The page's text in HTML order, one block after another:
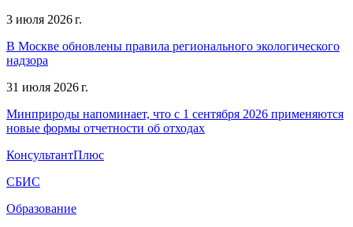
3 июля 2026 г.
В Москве обновлены правила регионального экологического
надзора
31 июля 2026 г.
Минприроды напоминает, что с 1 сентября 2026 применяются
новые формы отчетности об отходах
КонсультантПлюс
СБИС
Образование